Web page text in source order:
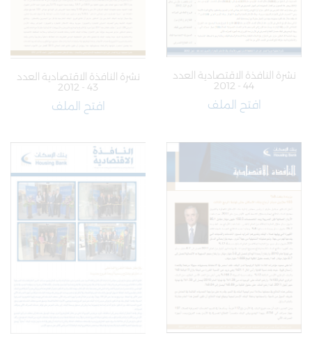
نشرة النافذة الاقتصادية العدد
44 - 2012
افتح الملف
نشرة النافذة الاقتصادية العدد
43 - 2012
افتح الملف